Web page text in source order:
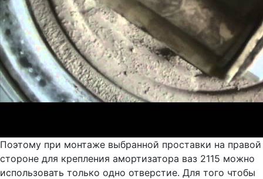
Поэтому при монтаже выбранной проставки на правой
стороне для крепления амортизатора ваз 2115 можно
использовать только одно отверстие. Для того чтобы